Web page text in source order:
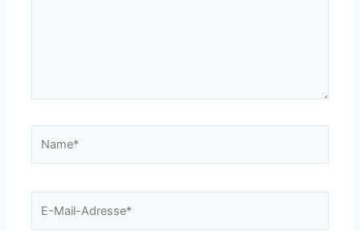
Mail-